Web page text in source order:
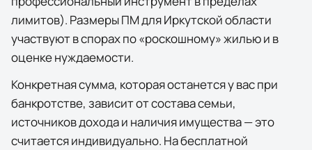
лимитов). Размеры ПМ дляИркутской области
участвуют в спорах по «роскошному» жилью и в
оценке нуждаемости.
Конкретная сумма, которая останется у вас при
банкротстве, зависит от состава семьи,
источников дохода и наличия имущества — это
считается индивидуально. На бесплатной